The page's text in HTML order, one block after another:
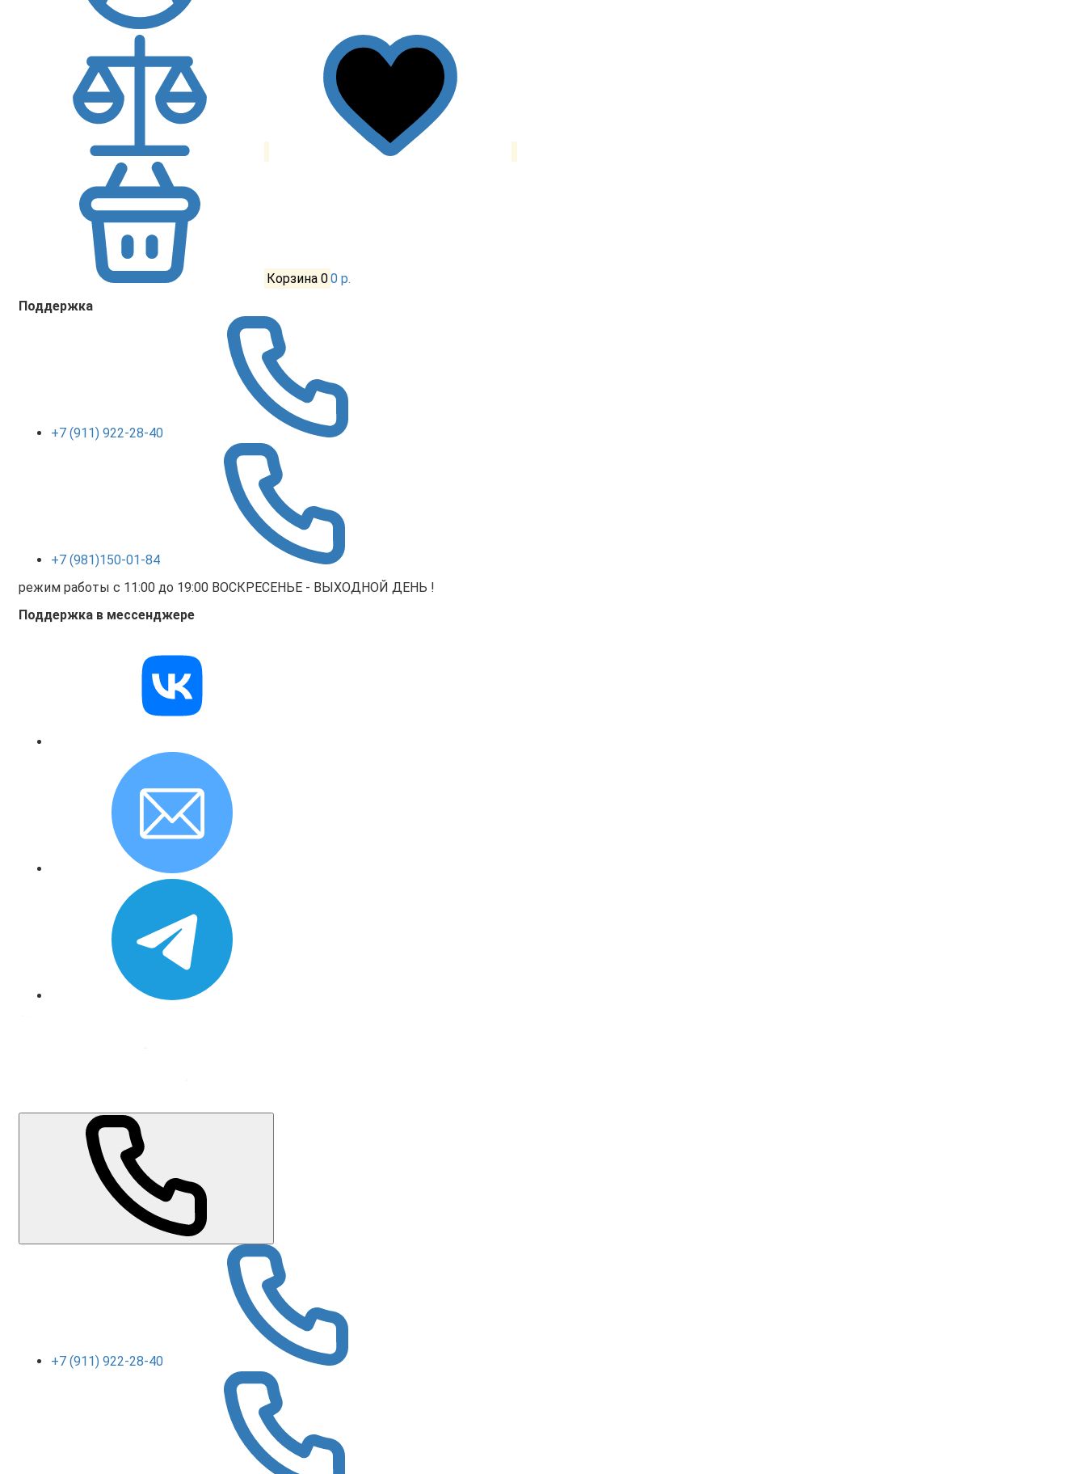
Корзина 00 р.
Поддержка
+7 (911) 922-28-40
+7 (981)150-01-84
режим работы с 11:00 до 19:00 ВОСКРЕСЕНЬЕ - ВЫХОДНОЙ ДЕНЬ !
Поддержка в мессенджере
+7 (911) 922-28-40